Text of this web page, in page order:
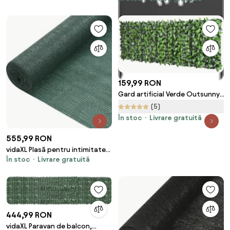
555,99 RON
vidaXL Plasă pentru intimitate,
verde, 3,6x50 m, HDPE, 75 g/m²
În stoc Livrare gratuită
159,99 RON
Gard artificial Verde Outsunny,
1X3m, iedera artificiala, frunze
artificiale | Aosom RO
(5)
În stoc
Livrare gratuită
444,99 RON
vidaXL Paravan de balcon,